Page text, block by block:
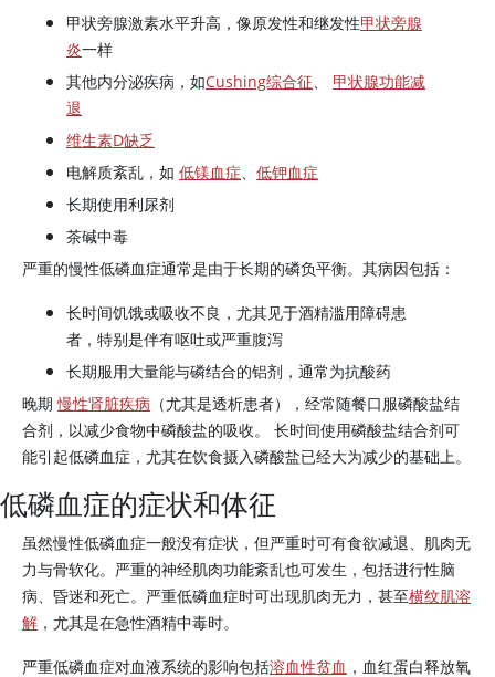
甲状旁腺激素水平升高，像原发性和继发性甲状旁腺
炎一样
其他内分泌疾病，如Cushing综合征、 甲状腺功能减
退
维生素D缺乏
电解质紊乱，如 低镁血症、 低钾血症
长期使用利尿剂
茶碱中毒
严重的慢性低磷血症通常是由于长期的磷负平衡。其病因包括：
长时间饥饿或吸收不良，尤其见于酒精滥用障碍患
者，特别是伴有呕吐或严重腹泻
长期服用大量能与磷结合的铝剂，通常为抗酸药
晚期慢性肾脏疾病 （尤其是透析患者），经常随餐口服磷酸盐结
合剂，以减少食物中磷酸盐的吸收。 长时间使用磷酸盐结合剂可
能引起低磷血症，尤其在饮食摄入磷酸盐已经大为减少的基础上。
低磷血症的症状和体征
虽然慢性低磷血症一般没有症状，但严重时可有食欲减退、肌肉无
力与骨软化。严重的神经肌肉功能紊乱也可发生，包括进行性脑
病、昏迷和死亡。严重低磷血症时可出现肌肉无力，甚至横纹肌溶
解 ，尤其是在急性酒精中毒时。
严重低磷血症对血液系统的影响包括溶血性贫血 ，血红蛋白释放氧